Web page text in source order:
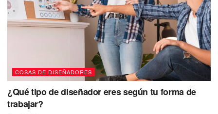
COSAS DE DISEÑADORES
¿Qué tipo de diseñador eres según tu forma de
trabajar?